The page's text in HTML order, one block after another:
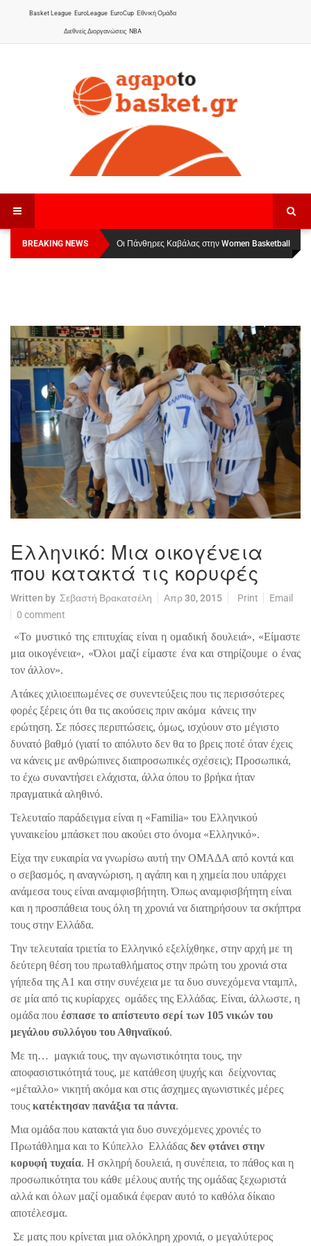
Basket League EuroLeague EuroCup Εθνική Ομάδα
Διεθνείς Διοργανώσεις NBA
BREAKING NEWS
Οι Πάνθηρες Καβάλας στην Women Basketball
League 1
Αναχώρησε για τα Γιάννενα η Εθνική Γυναικών
Ελληνικό: Μια οικογένεια
που κατακτά τις κορυφές
Written by Σεβαστή Βρακατσέλη Απρ 30, 2015 Print
Email
0 comment
«Το μυστικό της επιτυχίας είναι η ομαδική δουλειά», «Είμαστε
μια οικογένεια», «Όλοι μαζί είμαστε ένα και στηρίζουμε ο ένας
τον άλλον».
Ατάκες χιλιοειπωμένες σε συνεντεύξεις που τις περισσότερες
φορές ξέρεις ότι θα τις ακούσεις πριν ακόμα κάνεις την
ερώτηση. Σε πόσες περιπτώσεις, όμως, ισχύουν στο μέγιστο
δυνατό βαθμό (γιατί το απόλυτο δεν θα το βρεις ποτέ όταν έχεις
να κάνεις με ανθρώπινες διαπροσωπικές σχέσεις); Προσωπικά,
το έχω συναντήσει ελάχιστα, άλλα όπου το βρήκα ήταν
πραγματικά αληθινό.
Τελευταίο παράδειγμα είναι η «Familia» του Ελληνικού
γυναικείου μπάσκετ που ακούει στο όνομα «Ελληνικό».
Είχα την ευκαιρία να γνωρίσω αυτή την ΟΜΑΔΑ από κοντά και
ο σεβασμός, η αναγνώριση, η αγάπη και η χημεία που υπάρχει
ανάμεσα τους είναι αναμφισβήτητη. Όπως αναμφισβήτητη είναι
και η προσπάθεια τους όλη τη χρονιά να διατηρήσουν τα σκήπτρα
τους στην Ελλάδα.
Την τελευταία τριετία το Ελληνικό εξελίχθηκε, στην αρχή με τη
δεύτερη θέση του πρωταθλήματος στην πρώτη του χρονιά στα
γήπεδα της Α1 και στην συνέχεια με τα δυο συνεχόμενα νταμπλ,
σε μία από τις κυρίαρχες ομάδες της Ελλάδας. Είναι, άλλωστε, η
ομάδα που έσπασε το απίστευτο σερί των 105 νικών του
μεγάλου συλλόγου του Αθηναϊκού.
Με τη… μαγκιά τους, την αγωνιστικότητα τους, την
αποφασιστικότητά τους, με κατάθεση ψυχής και δείχνοντας
«μέταλλο» νικητή ακόμα και στις άσχημες αγωνιστικές μέρες
τους κατέκτησαν πανάξια τα πάντα.
Μια ομάδα που κατακτά για δυο συνεχόμενες χρονιές το
Πρωτάθλημα και το Κύπελλο Ελλάδας δεν φτάνει στην
κορυφή τυχαία. Η σκληρή δουλειά, η συνέπεια, το πάθος και η
προσωπικότητα του κάθε μέλους αυτής της ομάδας ξεχωριστά
αλλά και όλων μαζί ομαδικά έφεραν αυτό το καθόλα δίκαιο
αποτέλεσμα.
Σε ματς που κρίνεται μια ολόκληρη χρονιά, ο μεγαλύτερος